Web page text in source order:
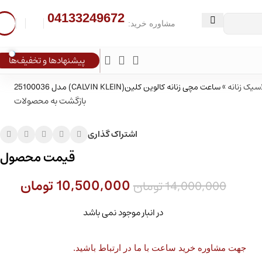
مشاوره خرید: 04133249672
پیشنهادها و تخفیف‌ها
زنانه»ساعت مچی زنانه کالوین کلین(CALVIN KLEIN) مدل 25100036
بازگشت به محصولات
اشتراک گذاری
قیمت محصول
14,000,000تومان10,500,000تومان
در انبار موجود نمی باشد
جهت مشاوره خرید ساعت با ما در ارتباط باشید.